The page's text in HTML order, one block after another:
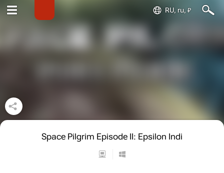
RU, ru, ₽
Space Pilgrim Episode II: Epsilon Indi